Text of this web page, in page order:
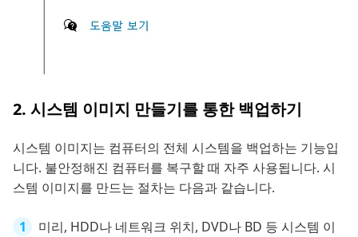
2. 시스템 이미지 만들기를 통한 백업하기
시스템 이미지는 컴퓨터의 전체 시스템을 백업하는 기능입
니다. 불안정해진 컴퓨터를 복구할 때 자주 사용됩니다. 시
스템 이미지를 만드는 절차는 다음과 같습니다.
미리, HDD나 네트워크 위치, DVD나 BD 등 시스템 이